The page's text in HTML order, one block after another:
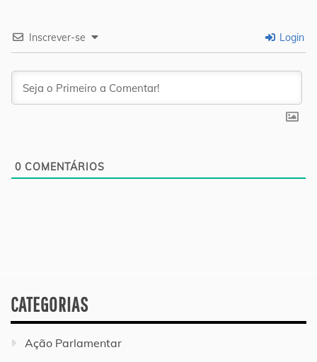
Inscrever-se Login
0 COMENTÁRIOS
CATEGORIAS
Ação Parlamentar